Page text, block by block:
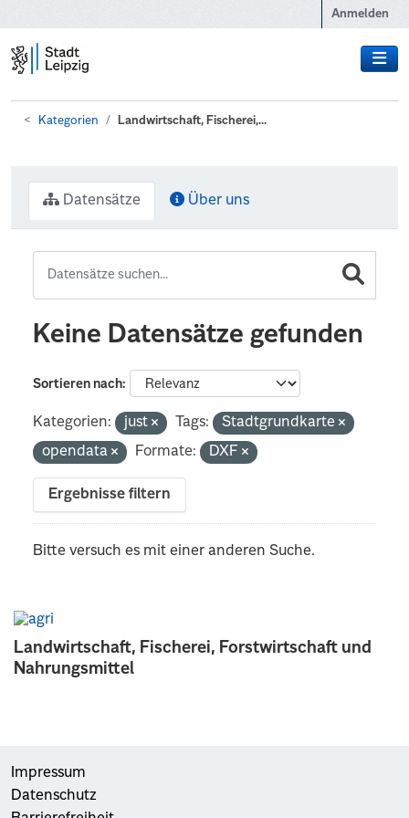
Anmelden
Kategorien Landwirtschaft, Fischerei,...
Landwirtschaft, Fischerei, Forstwirtschaft und
Nahrungsmittel
Datensätze Über uns
Keine Datensätze gefunden
Sortieren nach
Kategorien: just Tags:
Stadtgrundkarte
opendata
Formate: DXF
Ergebnisse filtern
Bitte versuch es mit einer anderen Suche.
Impressum
Datenschutz